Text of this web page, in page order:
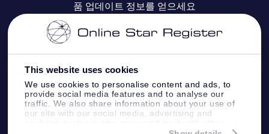
This website uses cookies
We use cookies to personalise content and ads, to
provide social media features and to analyse our
traffic. We also share information about your use of
our site with our social media, advertising and
information that you’ve provided to them or that
OSR 상품권
기업 선물
맞춤 별 페이지
One Million Stars
Fly me to the stars VR 앱
결제 정보
배송 정보
환불 정책
별자리
품 업데이트 정보를 얻으세요